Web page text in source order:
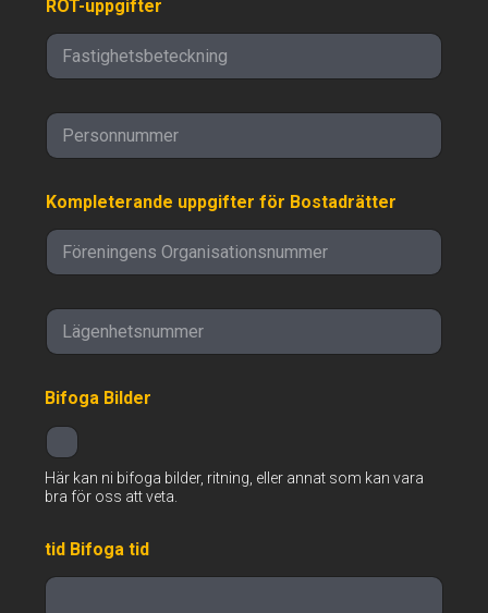
ROT-uppgifter
P
r
o
u
m
r
Kompleterande uppgifter för Bostadrätter
L
g
n
s
n
m
e
Bifoga Bilder
Här kan ni bifoga bilder, ritning, eller annat som kan vara
bra för oss att veta.
tid Bifoga tid